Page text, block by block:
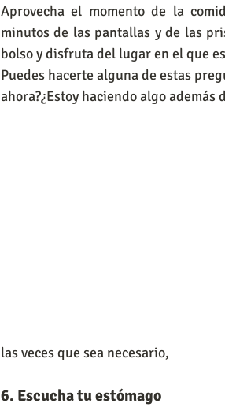
Aprovecha el momento de la
minutos de las pantallas y de las
bolso y disfruta del lugar en el que
Puedes hacerte alguna de estas
ahora?¿Estoy haciendo algo
las veces que sea necesario,
6. Escucha tu estómago